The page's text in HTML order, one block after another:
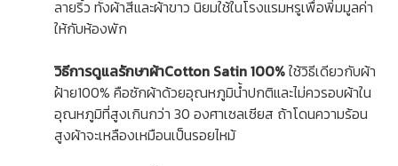
ลายริ้ว ทั้งผ้าสีและผ้าขาว นิยมใช้ในโรงแรมหรูเพื่อพิ่มมูลค่า
ให้กับห้องพัก
วิธีการดูแลรักษาผ้าCotton Satin 100%ใช้วิธีเดียวกับผ้า
ฝ้าย100% คือซักผ้าด้วยอุณหภูมิน้ำปกติและไม่ควรอบผ้าใน
อุณหภูมิที่สูงเกินกว่า 30 องศาเซลเซียส ถ้าโดนความร้อน
สูงผ้าจะเหลืองเหมือนเป็นรอยไหม้